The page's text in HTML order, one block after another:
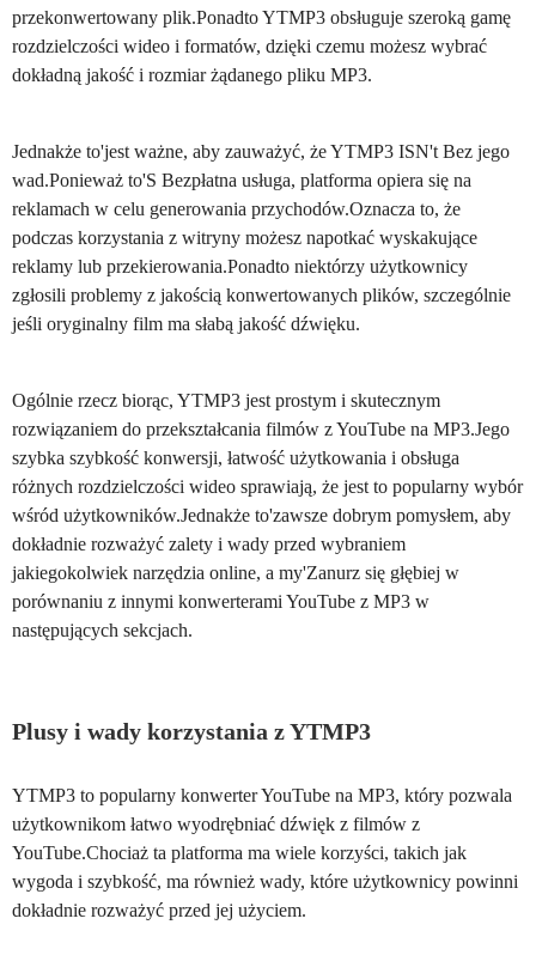
przekonwertowany plik.Ponadto YTMP3 obsługuje szeroką gamę
rozdzielczości wideo i formatów, dzięki czemu możesz wybrać
dokładną jakość i rozmiar żądanego pliku MP3.
Jednakże to'jest ważne, aby zauważyć, że YTMP3 ISN't Bez jego
wad.Ponieważ to'S Bezpłatna usługa, platforma opiera się na
reklamach w celu generowania przychodów.Oznacza to, że
podczas korzystania z witryny możesz napotkać wyskakujące
reklamy lub przekierowania.Ponadto niektórzy użytkownicy
zgłosili problemy z jakością konwertowanych plików, szczególnie
jeśli oryginalny film ma słabą jakość dźwięku.
Ogólnie rzecz biorąc, YTMP3 jest prostym i skutecznym
rozwiązaniem do przekształcania filmów z YouTube na MP3.Jego
szybka szybkość konwersji, łatwość użytkowania i obsługa
różnych rozdzielczości wideo sprawiają, że jest to popularny wybór
wśród użytkowników.Jednakże to'zawsze dobrym pomysłem, aby
dokładnie rozważyć zalety i wady przed wybraniem
jakiegokolwiek narzędzia online, a my'Zanurz się głębiej w
porównaniu z innymi konwerterami YouTube z MP3 w
następujących sekcjach.
Plusy i wady korzystania z YTMP3
YTMP3 to popularny konwerter YouTube na MP3, który pozwala
użytkownikom łatwo wyodrębniać dźwięk z filmów z
YouTube.Chociaż ta platforma ma wiele korzyści, takich jak
wygoda i szybkość, ma również wady, które użytkownicy powinni
dokładnie rozważyć przed jej użyciem.